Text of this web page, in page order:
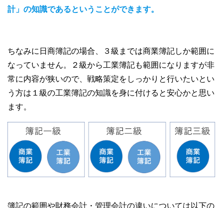
計」の知識であるということができます。
ちなみに日商簿記の場合、３級までは商業簿記しか範囲に
なっていません。２級から工業簿記も範囲になりますが非
常に内容が狭いので、戦略策定をしっかりと行いたいとい
う方は１級の工業簿記の知識を身に付けると安心かと思い
ます。
簿記の範囲や財務会計・管理会計の違いについては以下の